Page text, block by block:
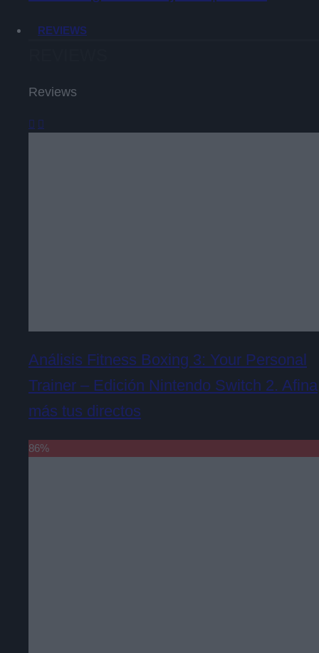
REVIEWS
Reviews
Análisis Fitness Boxing 3: Your Personal
Trainer – Edición Nintendo Switch 2. Afina
más tus directos
86%